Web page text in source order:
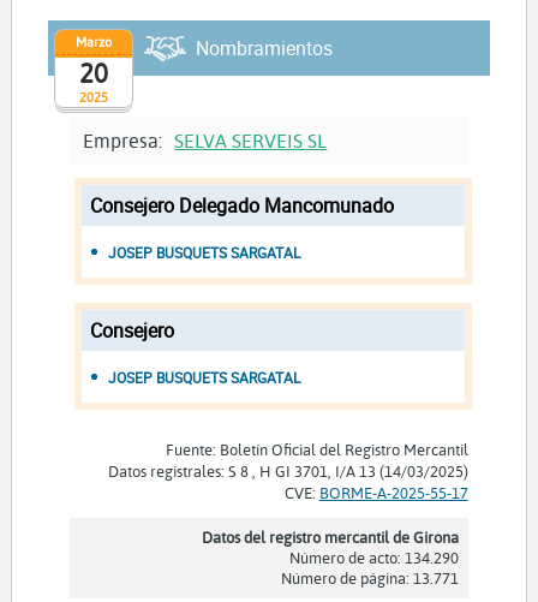
2025
Marzo
20
Nombramientos
Empresa: SELVA SERVEIS SL
Consejero Delegado Mancomunado
JOSEP BUSQUETS SARGATAL
Consejero
JOSEP BUSQUETS SARGATAL
Fuente: Boletín Oficial del Registro Mercantil
Datos registrales: S 8 , H GI 3701, I/A 13 (14/03/2025)
CVE: BORME-A-2025-55-17
Datos del registro mercantil de Girona
Número de acto: 134.290
Número de página: 13.771